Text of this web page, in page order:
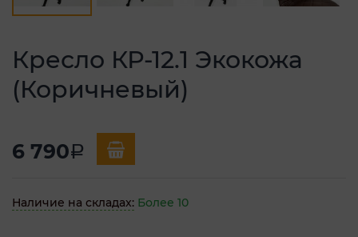
Кресло КР-12.1 Экокожа
(Коричневый)
6 790a
Наличие на складах: Более 10